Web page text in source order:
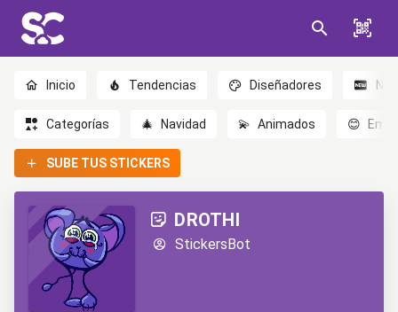
Inicio Tendencias Diseñadores
Categorías 🎄 Navidad 💫 Animados 😊
SUBE TUS STICKERS
DROTHI
StickersBot